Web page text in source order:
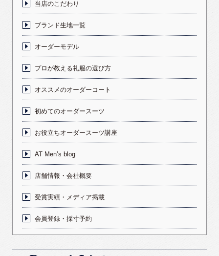
当店のこだわり
ブランド生地一覧
オーダーモデル
プロが教える礼服の選び方
オススメのオーダーコート
初めてのオーダースーツ
お役立ちオーダースーツ講座
AT Men’s blog
店舗情報・会社概要
受賞実績・メディア掲載
会員登録・採寸予約